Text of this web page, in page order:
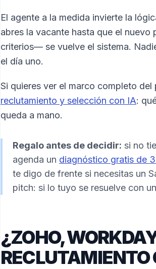
El agente a la medida invierte la
abres la vacante hasta que el
criterios— se vuelve el sistema.
el día uno.
Si quieres ver el marco completo
reclutamiento y selección con IA:
queda a mano.
Regalo antes de decidir: si no
agenda un diagnóstico gratis de
te digo de frente si necesitas un
pitch: si lo tuyo se resuelve con
¿ZOHO,
RECLUTAMIENTO